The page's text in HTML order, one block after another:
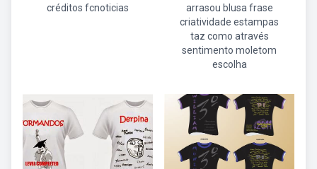
créditos fcnoticias
arrasou blusa frase
criatividade estampas
taz como através
sentimento moletom
escolha